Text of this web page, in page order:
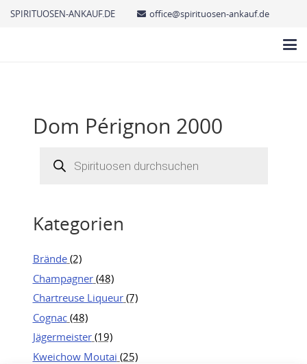
SPIRITUOSEN-ANKAUF.DE office@spirituosen-ankauf.de
Dom Pérignon 2000
search
Kategorien
Brände (2)
Champagner (48)
Chartreuse Liqueur (7)
Cognac (48)
Jägermeister (19)
Kweichow Moutai (25)